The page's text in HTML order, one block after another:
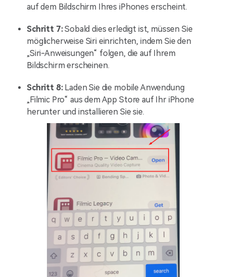
auf dem Bildschirm Ihres iPhones erscheint.
Schritt 7:Sobald dies erledigt ist, müssen Sie
möglicherweise Siri einrichten, indem Sie den
„Siri-Anweisungen“ folgen, die auf Ihrem
Bildschirm erscheinen.
Schritt 8:Laden Sie die mobile Anwendung
„Filmic Pro“ aus dem App Store auf Ihr iPhone
herunter und installieren Sie sie.